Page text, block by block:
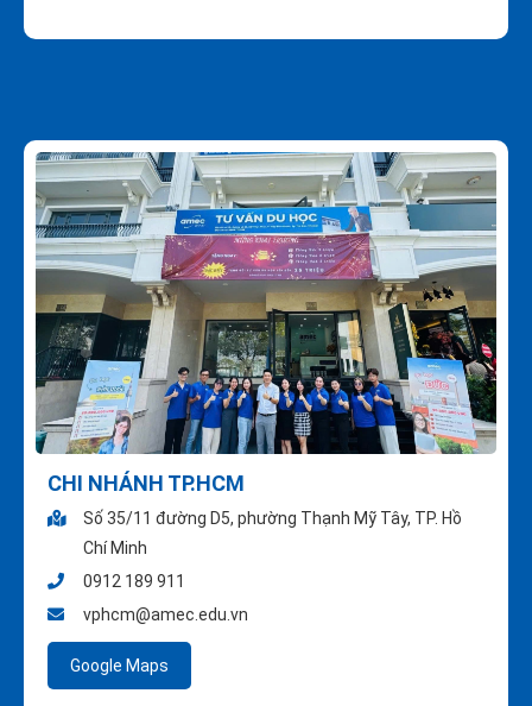
CHI NHÁNH TP.HCM
Số 35/11 đường D5, phường Thạnh Mỹ Tây, TP. Hồ
Chí Minh
0912 189 911
vphcm@amec.edu.vn
Google Maps